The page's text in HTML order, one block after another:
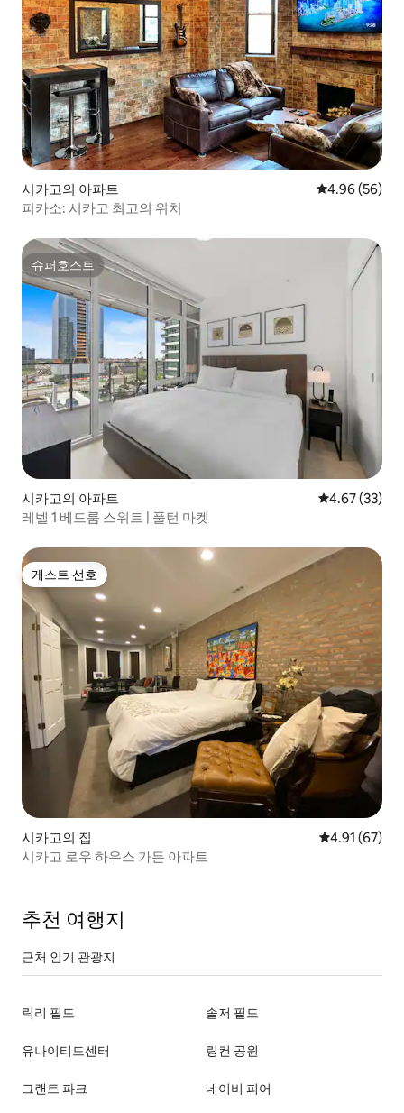
시카고의 아파트 평점 4.96점(5
4.96 (56)
피카소: 시카고 최고의 위치
슈퍼호스트
슈퍼호스트
시카고의 아파트 평점 4.67점(5
4.67 (33)
레벨 1 베드룸 스위트 | 풀턴 마켓
게스트 선호
게스트 선호
시카고의 집 평점 4.91점
4.91 (67)
시카고 로우 하우스 가든 아파트
추천 여행지
근처 인기 관광지
릭리 필드 솔저 필드
유나이티드센터 링컨 공원
그랜트 파크 네이비 피어